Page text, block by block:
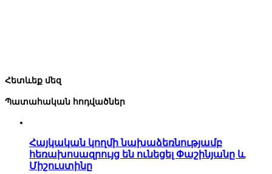
Հետևեք մեզ
Պատահական հոդվածներ
Հայկական կողմի նախաձեռնությամբ
հեռախոսազրույց են ունեցել Փաշինյանը և
Միշուստինը